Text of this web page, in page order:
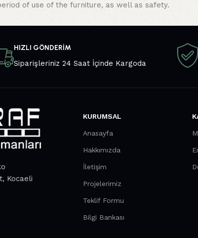
of use of the furniture, as well as safety.
HIZLI GÖNDERİM
Siparişleriniz 24 Saat İçinde Kargoda
Kocaeli
KURUMSAL
Anasayfa
Hakkımızda
İletişim
Projelerimiz
Teklif Formu
Bilgi Bankası